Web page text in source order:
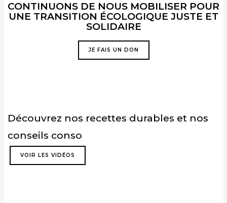
CONTINUONS DE NOUS MOBILISER POUR
UNE TRANSITION ÉCOLOGIQUE JUSTE ET
SOLIDAIRE
JE FAIS UN DON
Découvrez nos recettes durables et nos
conseils conso
VOIR LES VIDÉOS